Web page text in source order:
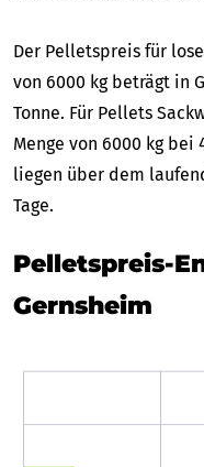
Der Pelletspreis für
von 6000 kg beträgt in
Tonne. Für Pellets
Menge von 6000 kg bei
liegen über dem
Tage.
Pelletspreis-
Gernsheim